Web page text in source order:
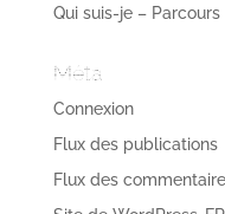
Qui suis-je – Parcours
Méta
Connexion
Flux des publications
Flux des